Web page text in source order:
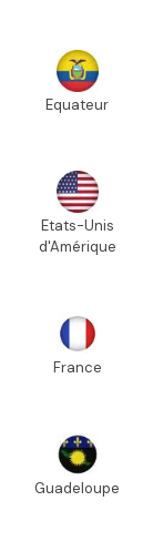
Equateur
Etats-Unis
d'Amérique
France
Guadeloupe